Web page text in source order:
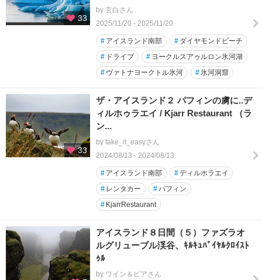
33
by 玄白さん
2025/11/20 - 2025/11/20
# アイスランド南部 # ダイヤモンドビーチ
# ドライブ # ヨークルスアゥルロン氷河湖
# ヴァトナヨークトル氷河 #氷河洞窟
33
ザ・アイスランド２ パフィンの虜に..デ
ィルホゥラエイ / Kjarr Restaurant （ラ
ン...
by take_it_easyさん
2024/08/13 - 2024/08/13
# アイスランド南部 #ディルホラエイ
# レンタカー #パフィン
# KjarrRestaurant
アイスランド８日間（５）ファズラオ
ルグリューブル渓谷、ｷﾙｷｭﾊﾞｲﾔﾙｸﾛｲｽﾄ
ｩﾙ
by ワイン＆ビアさん